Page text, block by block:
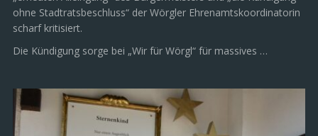
ohne Stadtratsbeschluss“ der Wörgler Ehrenamtskoordinatorin
scharf kritisiert.
Die Kündigung sorge bei „Wir für Wörgl“ für massives …